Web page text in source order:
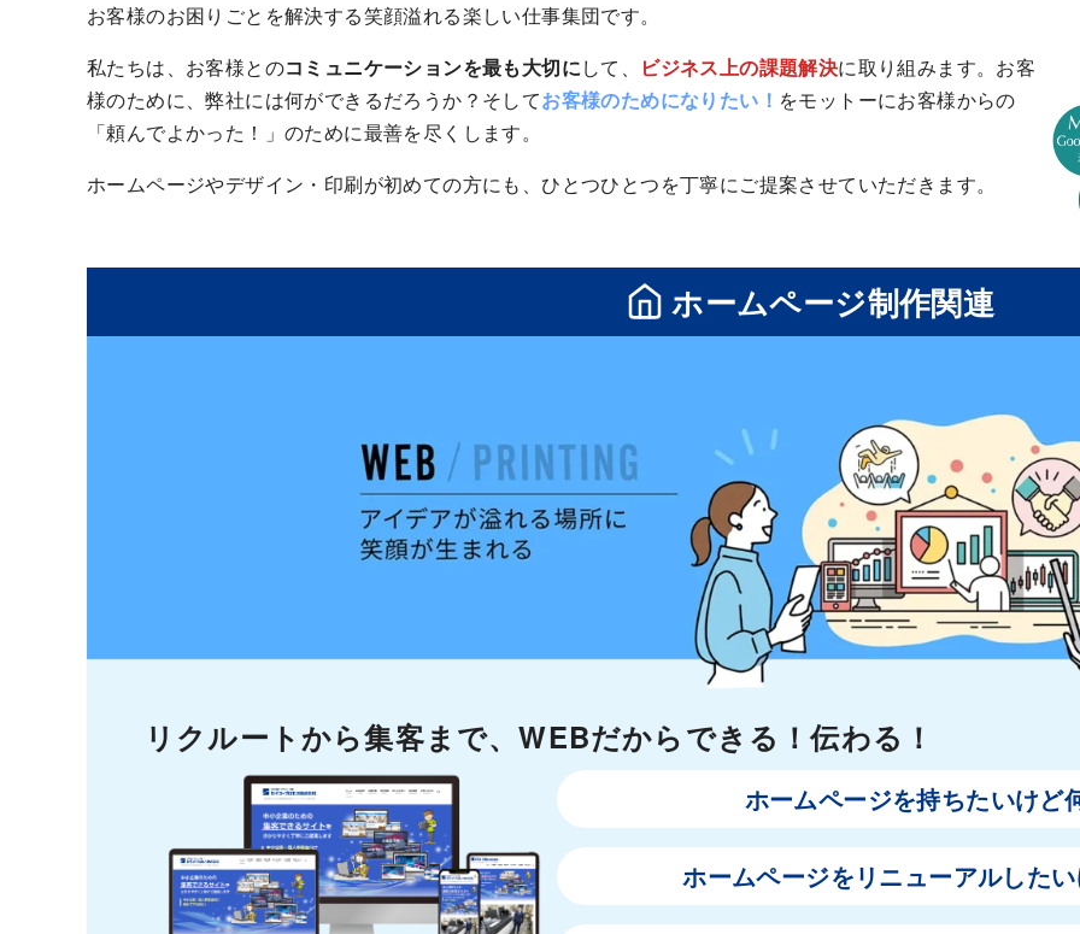
お客様のお困りごとを解決する笑顔溢れる楽しい仕事集団です。
私たちは、お客様とのコミュニケーションを最も大切にして、 ビジネス上の課題解決に取り組みます。お客
様のために、弊社には何ができるだろうか？そしてお客様のためになりたい！ をモットーにお客様からの
「頼んでよかった！」のために最善を尽くします。
ホームページやデザイン・印刷が初めての方にも、ひとつひとつを丁寧にご提案させていただきます。
ホームページ制作関連
リクルートから集客まで、WEBだからできる！伝わる！
ホームページを持ちたいけど
ホームページをリニューアルした